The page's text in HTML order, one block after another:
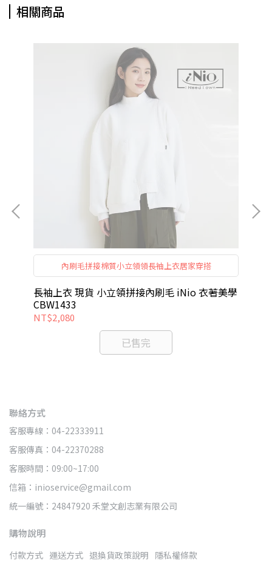
相關商品
內刷毛拼接棉質小立領領長袖上衣居家穿搭
長袖上衣 現貨 小立領拼接內刷毛 iNio 衣著美學
CBW1433
NT$2,080
已售完
聯絡方式
客服專線：04-22333911
客服傳真：04-22370288
客服時間：09:00~17:00
信箱：inioservice@gmail.com
統一編號：24847920 禾堂文創志業有限公司
購物說明
付款方式 運送方式 退換貨政策說明 隱私權條款